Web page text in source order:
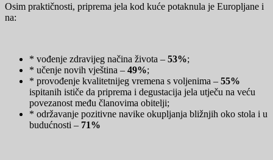
Osim praktičnosti, priprema jela kod kuće potaknula je Europljane i
na:
* vođenje zdravijeg načina života – 53%;
* učenje novih vještina – 49%;
* provođenje kvalitetnijeg vremena s voljenima – 55%
ispitanih ističe da priprema i degustacija jela utječu na veću
povezanost među članovima obitelji;
* održavanje pozitivne navike okupljanja bližnjih oko stola i u
budućnosti – 71%